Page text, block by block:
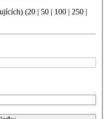
20 následujících) (20 50 100 250